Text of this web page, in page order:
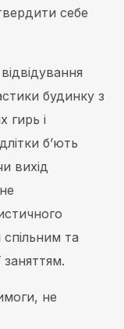
себе
будинку з
гирь і
б’ють
вихід
та
заняттям.
не